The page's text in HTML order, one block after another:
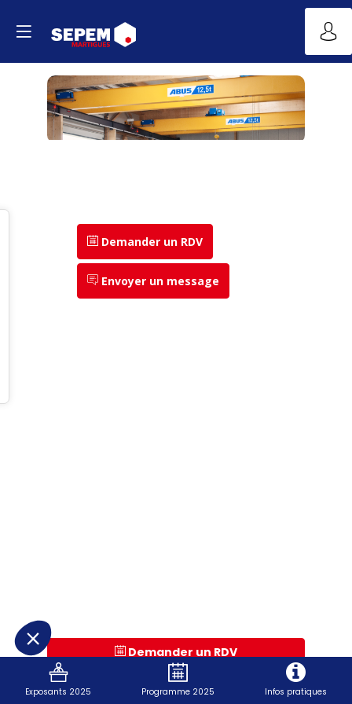
Demander un RDV
Envoyer un message
Demander un RDV
Envoyer un message
Exposants 2025 Programme 2025 Infos pratiques